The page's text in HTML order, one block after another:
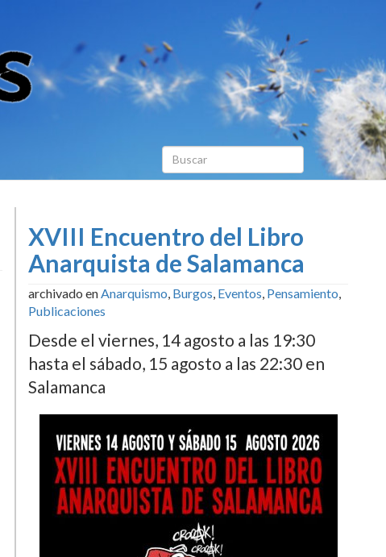
XVIII Encuentro del Libro
Anarquista de Salamanca
archivado enAnarquismo, Burgos, Eventos, Pensamiento,
Publicaciones
Desde el viernes, 14 agosto a las 19:30
hasta el sábado, 15 agosto a las 22:30 en
Salamanca